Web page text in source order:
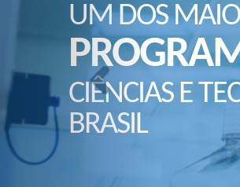
UM DOS
CIÊNCIAS E
BRASIL